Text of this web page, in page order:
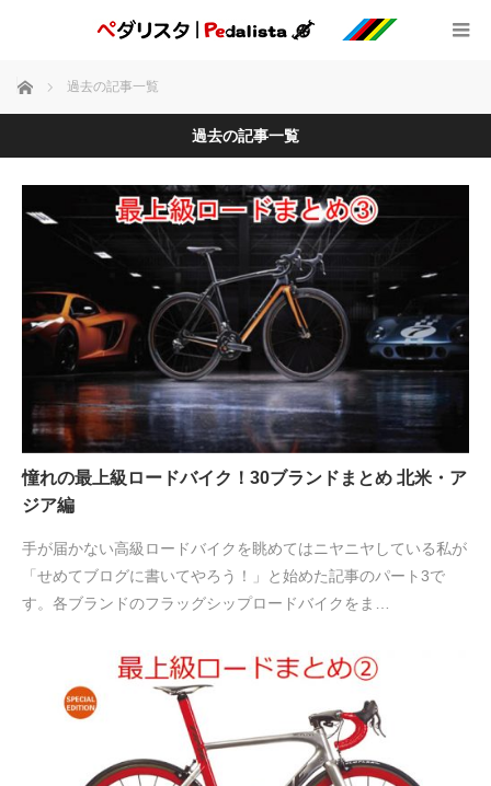
ホーム 過去の記事一覧
過去の記事一覧
憧れの最上級ロードバイク！30ブランドまとめ 北米・ア
ジア編
手が届かない高級ロードバイクを眺めてはニヤニヤしている私が
「せめてブログに書いてやろう！」と始めた記事のパート3で
す。各ブランドのフラッグシップロードバイクをま…